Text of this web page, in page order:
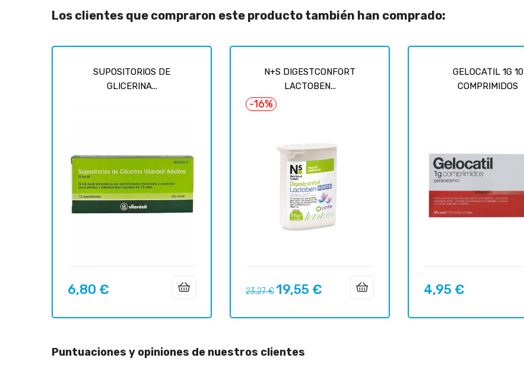
Los clientes que compraron este producto también han comprado:
SUPOSITORIOS DE
GLICERINA...
Precio
6,80 €
N+S DIGESTCONFORT
LACTOBEN...
-16%
Precio
23,27 € Precio
19,55 €
GELOCATIL 1G 10
COMPRIMIDOS
Precio
4,95 €
Puntuaciones y opiniones de nuestros clientes